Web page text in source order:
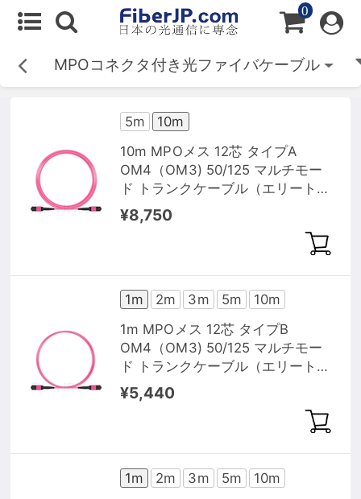
0
MPOコネクタ付き光ファイバケーブル
5m
10m
10m MPOメス 12芯 タイプA
OM4（OM3) 50/125 マルチモー
ド トランクケーブル（エリート、
LSZH、マゼンタ）
¥8,750
1m 2m 3m 5m
10m
1m MPOメス 12芯 タイプB
OM4（OM3) 50/125 マルチモー
ド トランクケーブル（エリート、
LSZH、マゼンタ）
¥5,440
1m 2m 3m 5m
10m